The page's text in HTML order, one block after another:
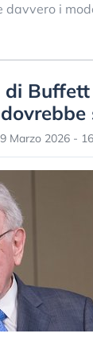
davvero i
di
Marzo 2026 -